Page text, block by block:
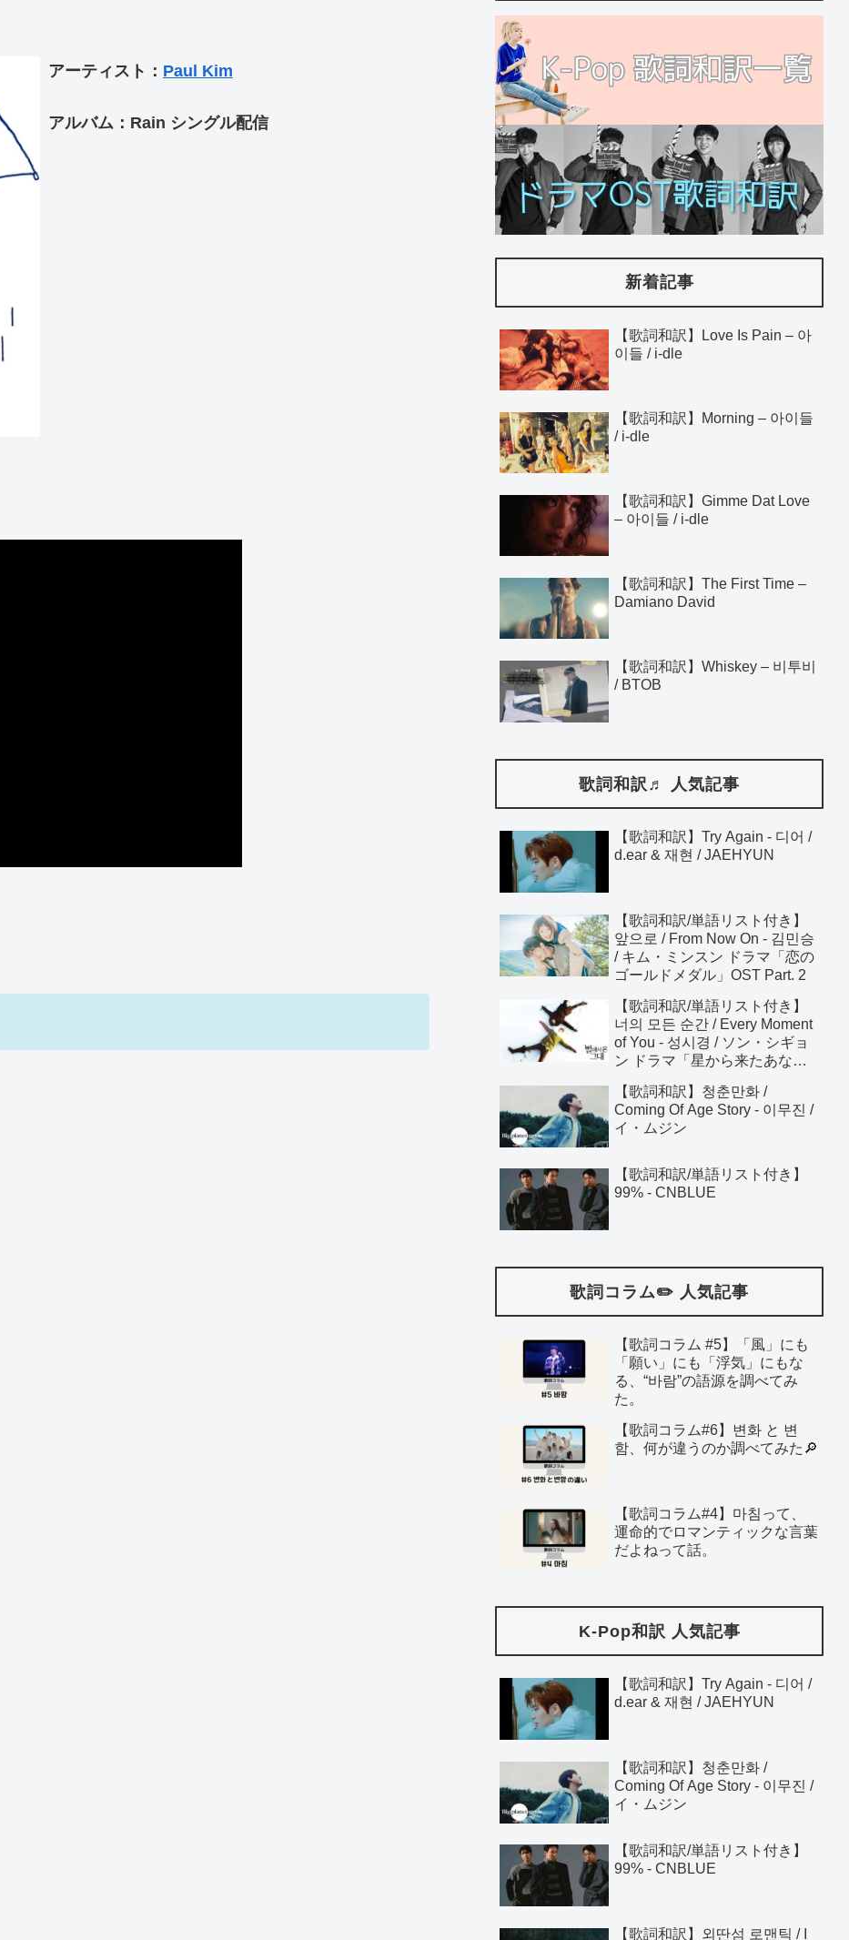
アーティスト： Paul Kim
アルバム：Rain シングル配信
新着記事
【歌詞和訳】Love Is Pain – 아
이들 / i-dle
【歌詞和訳】Morning – 아이들
/ i-dle
【歌詞和訳】Gimme Dat Love
– 아이들 / i-dle
【歌詞和訳】The First Time –
Damiano David
【歌詞和訳】Whiskey – 비투비
/ BTOB
歌詞和訳♬ 人気記事
【歌詞和訳】Try Again - 디어 /
d.ear & 재현 / JAEHYUN
【歌詞和訳/単語リスト付き】
앞으로 / From Now On - 김민승
/ キム・ミンスン ドラマ「恋の
ゴールドメダル」OST Part. 2
【歌詞和訳/単語リスト付き】
너의 모든 순간 / Every Moment
of You - 성시경 / ソン・シギョ
ン ドラマ「星から来たあな
【歌詞和訳】청춘만화 /
Coming Of Age Story - 이무진 /
イ・ムジン
【歌詞和訳/単語リスト付き】
99% - CNBLUE
歌詞コラム✏️ 人気記事
【歌詞コラム #5】「風」にも
「願い」にも「浮気」にもな
る、“바람”の語源を調べてみ
た。
【歌詞コラム#6】변화 と 변
함、何が違うのか調べてみた🔎
【歌詞コラム#4】마침って、
運命的でロマンティックな言葉
だよねって話。
K-Pop和訳 人気記事
【歌詞和訳】Try Again - 디어 /
d.ear & 재현 / JAEHYUN
【歌詞和訳】청춘만화 /
Coming Of Age Story - 이무진 /
イ・ムジン
【歌詞和訳/単語リスト付き】
99% - CNBLUE
【歌詞和訳】외딴섬 로맨틱 / I